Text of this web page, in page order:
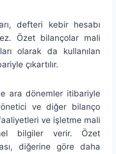
defteri kebir hesabı
Özet bilançolar mali
olarak da kullanılan
çıkartılır.
ara dönemler itibariyle
ve diğer bilanço
ve işletme mali
bilgiler verir. Özet
diğerine göre daha